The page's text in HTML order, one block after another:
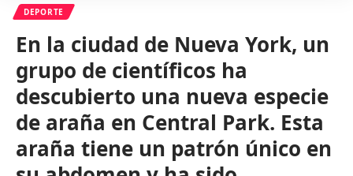
DEPORTE
En la ciudad de Nueva York, un
grupo de científicos ha
descubierto una nueva especie
de araña en Central Park. Esta
araña tiene un patrón único en